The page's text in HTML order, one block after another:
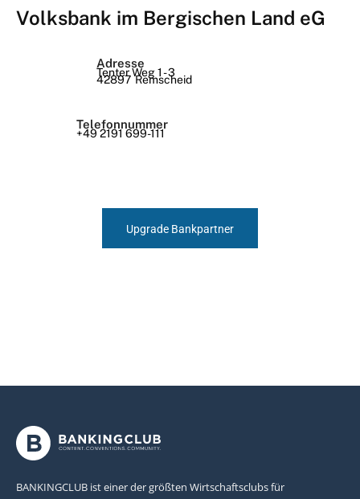
Volksbank im Bergischen Land eG
Adresse
Tenter Weg 1 - 3
42897 Remscheid
Telefonnummer
+49 2191 699-111
Upgrade Bankpartner
BANKINGCLUB ist einer der größten Wirtschaftsclubs für